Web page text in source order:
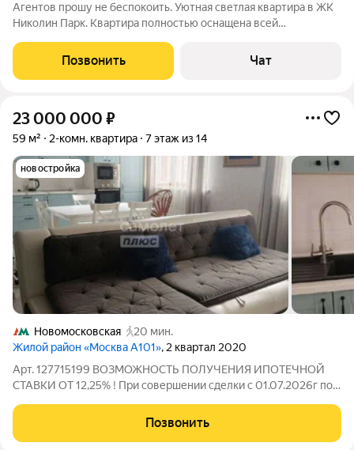
Агентов прошу не беспокоить. Уютная светлая квартира в ЖК
Николин Парк. Квартира полностью оснащена всей
интеллигентные соседи. Качество домов позволяет
находиться в полной изоляции от шума соседей.
Позвонить Чат
23 000 000 ₽
59 м² 2-комн. квартира 7 этаж из 14
новостройка
Новомосковская
20 мин.
Жилой район «Москва А101», 2 квартал 2020
Арт. 127715199 ВОЗМОЖНОСТЬ ПОЛУЧЕНИЯ ИПОТЕЧНОЙ
СТАВКИ ОТ 12,25% ! При совершении сделки с 01.07.2026г по
ПОЕЗДКУ В ТУРЦИЮ на 8 дней на двоих (проживание, завтрак
и экскурсии) !!! Продаётся ухоженная
Позвонить